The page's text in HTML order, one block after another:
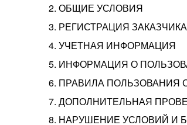
2. ОБЩИЕ УСЛОВИЯ
3. РЕГИСТРАЦИЯ
4. УЧЕТНАЯ ИНФОРМАЦИЯ
5. ИНФОРМАЦИЯ О
6. ПРАВИЛА ПОЛЬЗОВАНИЯ
7. ДОПОЛНИТЕЛЬНАЯ
8. НАРУШЕНИЕ УСЛОВИЙ И